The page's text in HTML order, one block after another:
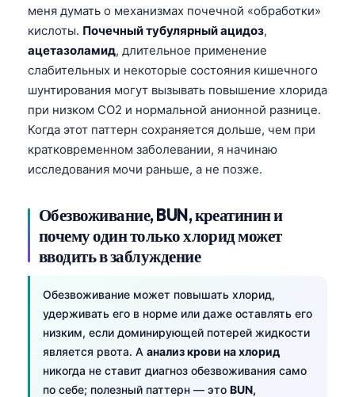
меня думать о механизмах почечной «обработки»
кислоты. Почечный тубулярный ацидоз,
ацетазоламид, длительное применение
слабительных и некоторые состояния кишечного
шунтирования могут вызывать повышение хлорида
при низком CO2 и нормальной анионной разнице.
Когда этот паттерн сохраняется дольше, чем при
кратковременном заболевании, я начинаю
исследования мочи раньше, а не позже.
Обезвоживание, BUN, креатинин и
почему один только хлорид может
вводить в заблуждение
Обезвоживание может повышать хлорид,
удерживать его в норме или даже оставлять его
низким, если доминирующей потерей жидкости
является рвота. А анализ крови на хлорид
никогда не ставит диагноз обезвоживания само
по себе; полезный паттерн — это BUN,
پښتو
سنڌي
සිංහල
অসমীয়া
Galego
Latviešu valoda
Македонски јазик
Gàidhlig
Occitan
العربية المغربية
Afrikaans
ພາສາລາວ
Basa Jawa